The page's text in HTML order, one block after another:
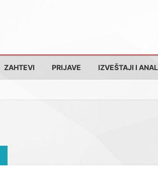
ZAHTEVI PRIJAVE IZVEŠTAJI I